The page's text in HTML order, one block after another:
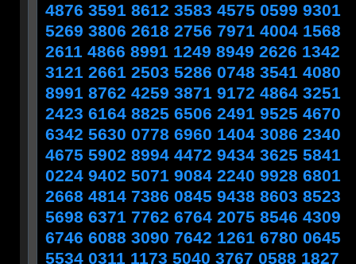
4876 3591 8612 3583 4575 0599 9301
5269 3806 2618 2756 7971 4004 1568
2611 4866 8991 1249 8949 2626 1342
3121 2661 2503 5286 0748 3541 4080
8991 8762 4259 3871 9172 4864 3251
2423 6164 8825 6506 2491 9525 4670
6342 5630 0778 6960 1404 3086 2340
4675 5902 8994 4472 9434 3625 5841
0224 9402 5071 9084 2240 9928 6801
2668 4814 7386 0845 9438 8603 8523
5698 6371 7762 6764 2075 8546 4309
6746 6088 3090 7642 1261 6780 0645
5534 0311 1173 5040 3767 0588 1827